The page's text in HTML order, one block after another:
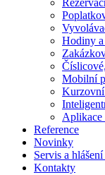
Hodiny a
Mobilní
Aplikace
Reference
Novinky
Servis a
Kontakty